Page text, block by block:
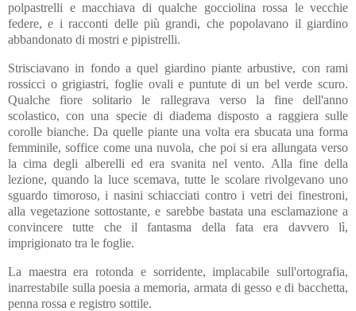
polpastrelli e macchiava di qualche gocciolina rossa le vecchie
federe, e i racconti delle più grandi, che popolavano il giardino
abbandonato di mostri e pipistrelli.
Strisciavano in fondo a quel giardino piante arbustive, con rami
rossicci o grigiastri, foglie ovali e puntute di un bel verde scuro.
Qualche fiore solitario le rallegrava verso la fine dell'anno
scolastico, con una specie di diadema disposto a raggiera sulle
corolle bianche. Da quelle piante una volta era sbucata una forma
femminile, soffice come una nuvola, che poi si era allungata verso
la cima degli alberelli ed era svanita nel vento. Alla fine della
lezione, quando la luce scemava, tutte le scolare rivolgevano uno
sguardo timoroso, i nasini schiacciati contro i vetri dei finestroni,
alla vegetazione sottostante, e sarebbe bastata una esclamazione a
convincere tutte che il fantasma della fata era davvero lì,
imprigionato tra le foglie.
La maestra era rotonda e sorridente, implacabile sull'ortografia,
inarrestabile sulla poesia a memoria, armata di gesso e di bacchetta,
penna rossa e registro sottile.